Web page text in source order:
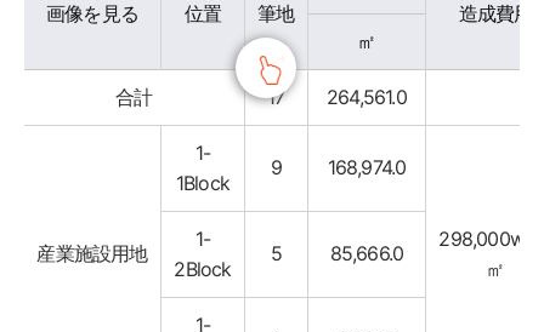
画像を見る 位置 筆地
造成費用
㎡
合計 17 264,561.0
産業施設用地
1-
1Block
9 168,974.0
㎡
1-
2Block
5 85,666.0
1-